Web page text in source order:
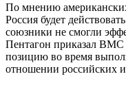
По мнению
Россия будет
союзники не смогли
Пентагон приказал
позицию во время
отношении российских